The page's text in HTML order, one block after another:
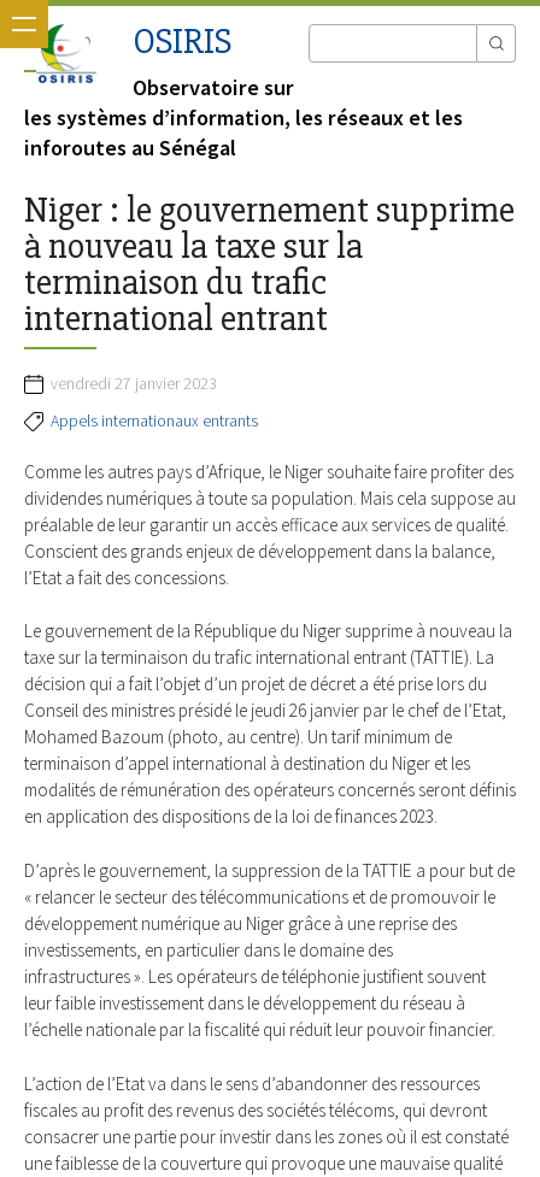
OSIRIS
Observatoire sur
les systèmes d’information, les réseaux et les
inforoutes au Sénégal
Niger : le gouvernement supprime
à nouveau la taxe sur la
terminaison du trafic
international entrant
vendredi 27 janvier 2023
Appels internationaux entrants
Comme les autres pays d’Afrique, le Niger souhaite faire profiter des
dividendes numériques à toute sa population. Mais cela suppose au
préalable de leur garantir un accès efficace aux services de qualité.
Conscient des grands enjeux de développement dans la balance,
l’Etat a fait des concessions.
Le gouvernement de la République du Niger supprime à nouveau la
taxe sur la terminaison du trafic international entrant (TATTIE). La
décision qui a fait l’objet d’un projet de décret a été prise lors du
Conseil des ministres présidé le jeudi 26 janvier par le chef de l’Etat,
Mohamed Bazoum (photo, au centre). Un tarif minimum de
terminaison d’appel international à destination du Niger et les
modalités de rémunération des opérateurs concernés seront définis
en application des dispositions de la loi de finances 2023.
D’après le gouvernement, la suppression de la TATTIE a pour but de
« relancer le secteur des télécommunications et de promouvoir le
développement numérique au Niger grâce à une reprise des
investissements, en particulier dans le domaine des
infrastructures ». Les opérateurs de téléphonie justifient souvent
leur faible investissement dans le développement du réseau à
l’échelle nationale par la fiscalité qui réduit leur pouvoir financier.
L’action de l’Etat va dans le sens d’abandonner des ressources
fiscales au profit des revenus des sociétés télécoms, qui devront
consacrer une partie pour investir dans les zones où il est constaté
une faiblesse de la couverture qui provoque une mauvaise qualité